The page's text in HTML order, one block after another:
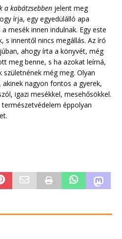
a kabátzsebben jelent meg
írja, egy egyedülálló apa
mesék innen indulnak. Egy este
s innentől nincs megállás. Az író
ahogy írta a könyvét, még
meg benne, s ha azokat leírná,
még meg. Olyan
nagyon fontos a gyerek,
igazi mesékkel, mesehősökkel.
éppolyan